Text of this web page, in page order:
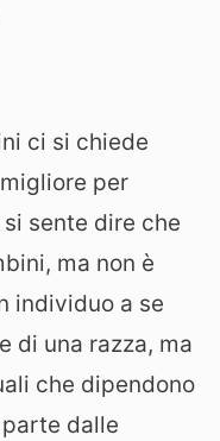
ci si chiede
per
sente dire che
ma non è
individuo a se
di una razza, ma
che dipendono
dalle